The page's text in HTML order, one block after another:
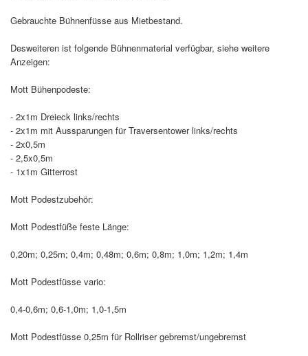
Gebrauchte Bühnenfüsse aus Mietbestand.
Desweiteren ist folgende Bühnenmaterial verfügbar, siehe weitere
Anzeigen:
Mott Bühenpodeste:
- 2x1m Dreieck links/rechts
- 2x1m mit Aussparungen für Traversentower links/rechts
- 2x0,5m
- 2,5x0,5m
- 1x1m Gitterrost
Mott Podestzubehör:
Mott Podestfüße feste Länge:
0,20m; 0,25m; 0,4m; 0,48m; 0,6m; 0,8m; 1,0m; 1,2m; 1,4m
Mott Podestfüsse vario:
0,4-0,6m; 0,6-1,0m; 1,0-1,5m
Mott Podestfüsse 0,25m für Rollriser gebremst/ungebremst